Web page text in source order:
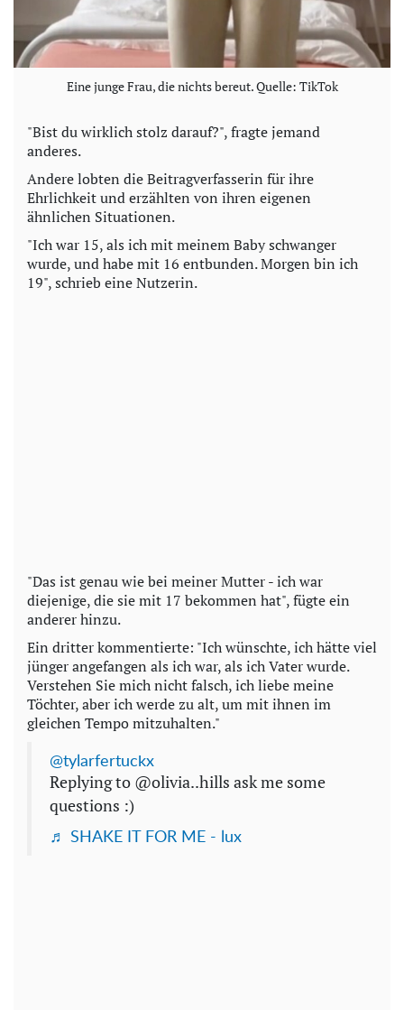
Eine junge Frau, die nichts bereut. Quelle: TikTok
"Bist du wirklich stolz darauf?", fragte jemand
anderes.
Andere lobten die Beitragverfasserin für ihre
Ehrlichkeit und erzählten von ihren eigenen
ähnlichen Situationen.
"Ich war 15, als ich mit meinem Baby schwanger
wurde, und habe mit 16 entbunden. Morgen bin ich
19", schrieb eine Nutzerin.
"Das ist genau wie bei meiner Mutter - ich war
diejenige, die sie mit 17 bekommen hat", fügte ein
anderer hinzu.
Ein dritter kommentierte: "Ich wünschte, ich hätte viel
jünger angefangen als ich war, als ich Vater wurde.
Verstehen Sie mich nicht falsch, ich liebe meine
Töchter, aber ich werde zu alt, um mit ihnen im
gleichen Tempo mitzuhalten."
@tylarfertuckx
Replying to @olivia..hills ask me some
questions :)
♬ SHAKE IT FOR ME - lux